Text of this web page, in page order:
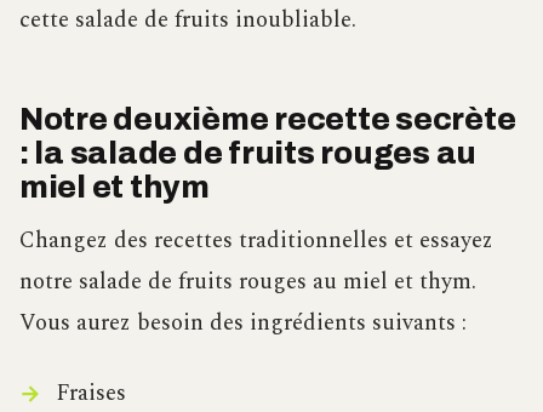
cette salade de fruits inoubliable.
Notre deuxième recette secrète
: la salade de fruits rouges au
miel et thym
Changez des recettes traditionnelles et essayez
notre salade de fruits rouges au miel et thym.
Vous aurez besoin des ingrédients suivants :
Fraises